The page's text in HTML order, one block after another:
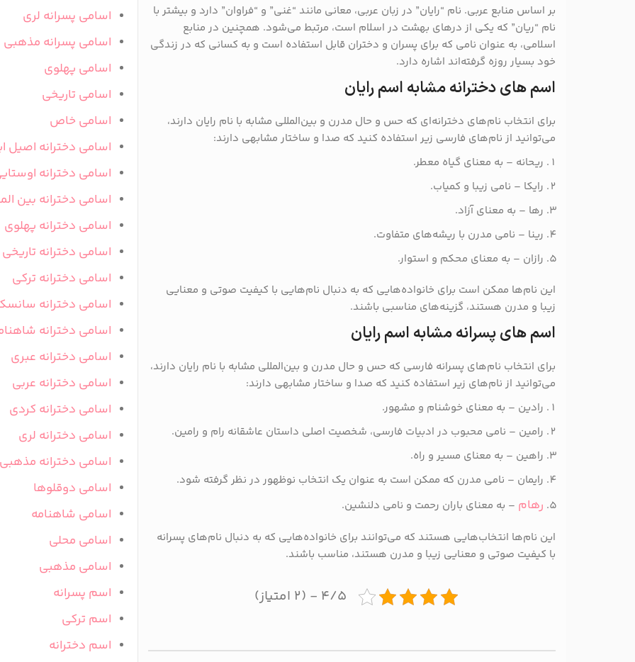
بر اساس منابع عربی. نام “رایان” در زبان عربی، معانی مانند “غنی” و “فراوان” دارد و بیشتر با
نام “ریان” که یکی از درهای بهشت در اسلام است، مرتبط می‌شود. همچنین در منابع
اسلامی، به عنوان نامی که برای پسران و دختران قابل استفاده است و به کسانی که در زندگی
خود بسیار روزه گرفته‌اند اشاره دارد.
اسم های دخترانه مشابه اسم رایان
برای انتخاب نام‌های دخترانه‌ای که حس و حال مدرن و بین‌المللی مشابه با نام رایان دارند،
می‌توانید از نام‌های فارسی زیر استفاده کنید که صدا و ساختار مشابهی دارند:
ریحانه – به معنای گیاه معطر.
رایکا – نامی زیبا و کمیاب.
رها – به معنای آزاد.
رینا – نامی مدرن با ریشه‌های متفاوت.
رازان – به معنای محکم و استوار.
این نام‌ها ممکن است برای خانواده‌هایی که به دنبال نام‌هایی با کیفیت صوتی و معنایی
زیبا و مدرن هستند، گزینه‌های مناسبی باشند.
اسم های پسرانه مشابه اسم رایان
برای انتخاب نام‌های پسرانه فارسی که حس و حال مدرن و بین‌المللی مشابه با نام رایان دارند،
می‌توانید از نام‌های زیر استفاده کنید که صدا و ساختار مشابهی دارند:
رادین – به معنای خوشنام و مشهور.
رامین – نامی محبوب در ادبیات فارسی، شخصیت اصلی داستان عاشقانه رام و رامین.
راهین – به معنای مسیر و راه.
رایمان – نامی مدرن که ممکن است به عنوان یک انتخاب نوظهور در نظر گرفته شود.
رهام – به معنای باران رحمت و نامی دلنشین.
این نام‌ها انتخاب‌هایی هستند که می‌توانند برای خانواده‌هایی که به دنبال نام‌های پسرانه
با کیفیت صوتی و معنایی زیبا و مدرن هستند، مناسب باشند.
۴/۵ - (۲ امتیاز)
اسامی پسرانه لری
اسامی پسرانه مذهبی
اسامی پهلوی
اسامی تاریخی
اسامی خاص
اسامی دخترانه اصیل
اسامی دخترانه
اسامی دخترانه بین
اسامی دخترانه پهلوی
اسامی دخترانه تاریخی
اسامی دخترانه ترکی
اسامی دخترانه
اسامی دخترانه
اسامی دخترانه عبری
اسامی دخترانه عربی
اسامی دخترانه کردی
اسامی دخترانه لری
اسامی دخترانه مذهبی
اسامی دوقلوها
اسامی شاهنامه
اسامی محلی
اسامی مذهبی
اسم پسرانه
اسم ترکی
اسم دخترانه